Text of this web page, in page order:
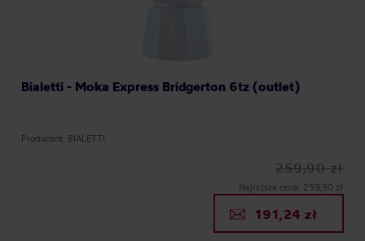
Bialetti - Moka Express Bridgerton 6tz (outlet)
Producent: BIALETTI
259,90 zł
Najniższa cena: 259,90 zł
191,24 zł